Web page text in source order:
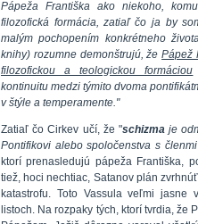
Pápeža Františka ako niekoho,
filozofická formácia, zatiaľ čo ja by
malým pochopením konkrétneho
knihy) rozumne demonštrujú, žePápež
filozofickou a teologickou formáciou
kontinuitu medzi týmito dvoma
v štýle a temperamente."
Zatiaľ čo Cirkev učí, že "schizma je
Pontifikovi alebo spoločenstva s
ktorí prenasledujú pápeža Františka,
tiež, hoci nechtiac, Satanov plán
katastrofu. Toto Vassula veľmi jasne
listoch. Na rozpaky tých, ktorí tvrdia, že